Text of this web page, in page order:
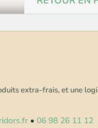
extra-frais, et une
• 06 98 26 11 12